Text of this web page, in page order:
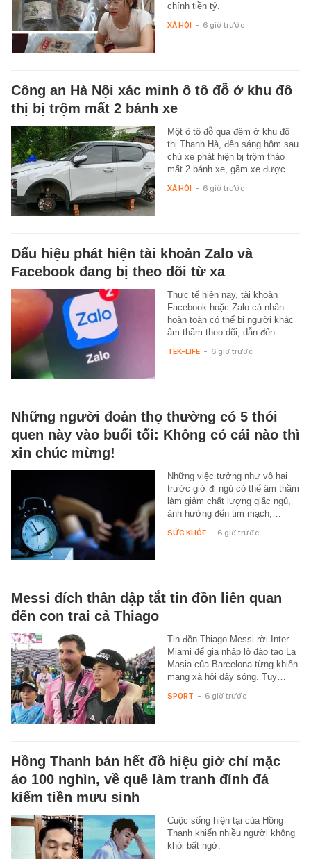
chính tiền tỷ.
XÃ HỘI - 6 giờ trước
Công an Hà Nội xác minh ô tô đỗ ở khu đô
thị bị trộm mất 2 bánh xe
Một ô tô đỗ qua đêm ở khu đô
thị Thanh Hà, đến sáng hôm sau
chủ xe phát hiện bị trộm tháo
mất 2 bánh xe, gầm xe được…
XÃ HỘI - 6 giờ trước
Dấu hiệu phát hiện tài khoản Zalo và
Facebook đang bị theo dõi từ xa
Thực tế hiện nay, tài khoản
Facebook hoặc Zalo cá nhân
hoàn toàn có thể bị người khác
âm thầm theo dõi, dẫn đến…
TEK-LIFE - 6 giờ trước
Những người đoản thọ thường có 5 thói
quen này vào buổi tối: Không có cái nào thì
xin chúc mừng!
Những việc tưởng như vô hại
trước giờ đi ngủ có thể âm thầm
làm giảm chất lượng giấc ngủ,
ảnh hưởng đến tim mạch,…
SỨC KHỎE - 6 giờ trước
Messi đích thân dập tắt tin đồn liên quan
đến con trai cả Thiago
Tin đồn Thiago Messi rời Inter
Miami để gia nhập lò đào tạo La
Masia của Barcelona từng khiến
mạng xã hội dậy sóng. Tuy…
SPORT - 6 giờ trước
Hồng Thanh bán hết đồ hiệu giờ chỉ mặc
áo 100 nghìn, về quê làm tranh đính đá
kiếm tiền mưu sinh
Cuộc sống hiện tại của Hồng
Thanh khiến nhiều người không
khỏi bất ngờ.